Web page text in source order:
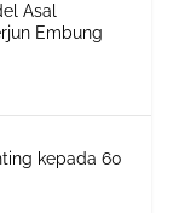
Asal
Embung
kepada 60